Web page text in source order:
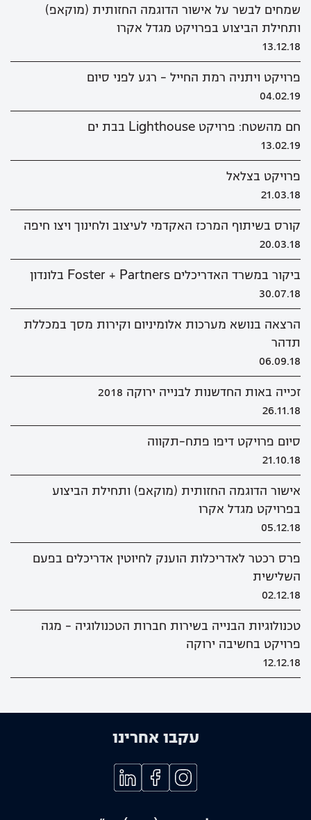
שמחים לבשר על אישור הדוגמה החזותית (מוקאפ)
ותחילת הביצוע בפרויקט מגדל אקרו
13.12.18
פרויקט ויתניה רמת החייל - רגע לפני סיום
04.02.19
חם מהשטח: פרויקט Lighthouse בבת ים
13.02.19
פרויקט בצלאל
21.03.18
קורס בשיתוף המרכז האקדמי לעיצוב ולחינוך ויצו חיפה
20.03.18
ביקור במשרד האדריכלים Foster + Partners בלונדון
30.07.18
הרצאה בנושא מערכות אלומיניום וקירות מסך במכללת
תדהר
06.09.18
זכייה באות החדשנות לבנייה ירוקה 2018
26.11.18
סיום פרויקט דיפו פתח-תקווה
21.10.18
אישור הדוגמה החזותית (מוקאפ) ותחילת הביצוע
בפרויקט מגדל אקרו
05.12.18
פרס רכטר לאדריכלות הוענק לחיוטין אדריכלים בפעם
השלישית
02.12.18
טכנולוגיות הבנייה בשירות חברות הטכנולוגיה - מגה
פרויקט בחשיבה ירוקה
12.12.18
עקבו אחרינו